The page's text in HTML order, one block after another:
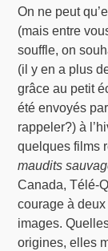
On ne peut
(mais entre
souffle, on
(il y en a plus
grâce au petit
été envoyés
rappeler?) à
quelques films
maudits
Canada, Télé-
courage à
images.
origines, elles